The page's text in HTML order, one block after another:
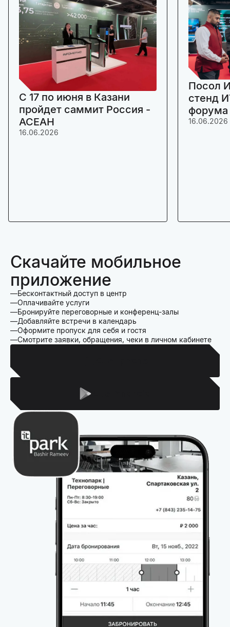
C 17 по июня в Казани
пройдет саммит Россия -
АСЕАН
16.06.2026
Посол
стенд
16.06.2026
Скачайте мобильное
приложение
Бесконтактный доступ в центр
Оплачивайте услуги
Бронируйте переговорные и конференц-залы
Добавляйте встречи в календарь
Оформите пропуск для себя и гостя
Смотрите заявки, обращения, чеки в личном кабинете